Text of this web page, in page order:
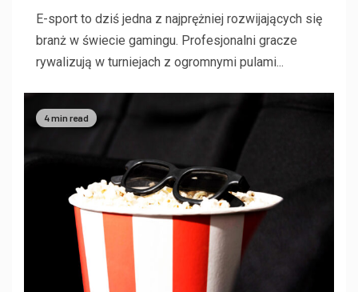
E-sport to dziś jedna z najprężniej rozwijających się
branż w świecie gamingu. Profesjonalni gracze
rywalizują w turniejach z ogromnymi pulami...
4 min read